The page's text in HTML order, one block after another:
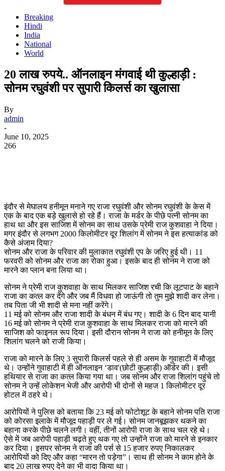
Breaking
Hindi
India
National
World
20 लाख रुपये.. ऑनलाइन मंगवाई थी कुल्हाड़ी :
सोनम रघुवंशी पर सुपारी किलर्स का खुलासा
By
admin
-
June 10, 2025
266
इंदौर से मेघालय हनीमून मनाने गए राजा रघुवंशी और सोनम रघुवंशी के केस में
एक के बाद एक बड़े खुलासे हो रहे हैं। राजा के मर्डर के पीछे पत्नी सोनम का
हाथ था और इस साजिश में सोनम का साथ उसके प्रेमी राज कुशवाहा ने दिया।
मगर इंदौर से लगभग 2000 किलोमीटर दूर शिलांग में सोनम ने इस हत्याकांड को
कैसे अंजाम दिया?
सोनम और राजा के परिवार की मुलाकात रघुवंशी एप के जरिए हुई थी। 11
फरवरी को सोनम और राजा का रोका हुआ। इसके बाद ही सोनम ने राजा को
मारने का प्लान बना लिया था।
सोनम ने प्रेमी राज कुशवाहा के साथ मिलकर साजिश रची कि लूटपाट के बहाने
राजा का कत्ल कर देंगे और जब मैं विधवा हो जाऊंगी तो तुम मुझे शादी कर लेना।
तब पिता जी भी शादी से मना नहीं करेंगे।
11 मई को सोनम और राजा शादी के बंधन में बंध गए। शादी के 6 दिन बाद यानी
16 मई को सोनम ने प्रेमी राज कुशवाहा के साथ मिलकर राजा को मारने की
साजिश को फाइनल रूप दिया। इसी दौरान सोनम ने राजा को हनीमून के लिए
शिलांग चलने को राजी किया।
राजा को मारने के लिए 3 सुपारी किलर्स पहले से ही असम के गुवाहाटी में मौजूद
थे। उन्होंने गुवाहाटी में ही ऑनलाइन ‘डाव'(छोटी कुल्हाड़ी) ऑर्डर की। इसी
हथियार से राजा का कत्ल किया गया था। जब सोनम और राजा शिलांग पहुंचे तो
सोनम ने उन्हें लोकेशन भेजी और आरोपी भी दोनों से महज 1 किलोमीटर दूर
होटल में ठहरे थे।
आरोपियों ने पुलिस को बताया कि 23 मई को फोटोशूट के बहाने सोनम पति राजा
को कोरसा इलाके में मौजूद पहाड़ी पर ले गई। सोनम जानबूझकर थकने का
बहाना करके पीछे चलने लगी। वहीं, तीनों आरोपी राजा के साथ चल रहे थे।
ऐसे में जब आरोपी पहाड़ी चढ़ते हुए थक गए तो उन्होंने राजा को मारने से इनकार
कर दिया। इसपर सोनम ने राजा की पर्स से 15 हजार रुपए निकालकर
आरोपियों को दिए और कहा “मारन तो पड़ेगा”। साथ ही सोनम ने काम होने के
बाद 20 लाख रुपए देने का भी वादा किया था।